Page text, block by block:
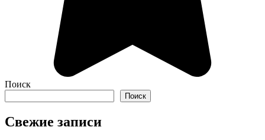
Поиск
Поиск
Свежие записи